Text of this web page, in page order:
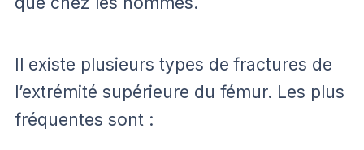
Il existe plusieurs types de fractures de
l’extrémité supérieure du fémur. Les plus
fréquentes sont :